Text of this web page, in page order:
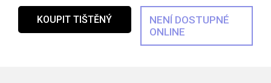
KOUPIT TIŠTĚNÝ
NENÍ DOSTUPNÉ
ONLINE